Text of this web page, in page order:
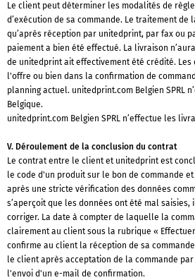
Le client peut déterminer les modalités de
d’exécution de sa commande. Le traitement de
qu’après réception par unitedprint, par fax ou
paiement a bien été effectué. La livraison
de unitedprint ait effectivement été crédité. Les
l'offre ou bien dans la confirmation de
planning actuel. unitedprint.com Belgien SPRL
Belgique.
unitedprint.com Belgien SPRL n’effectue les
V. Déroulement de la conclusion du contrat
Le contrat entre le client et unitedprint est
le code d'un produit sur le bon de commande et
après une stricte vérification des données
s’aperçoit que les données ont été mal
corriger. La date à compter de laquelle la
clairement au client sous la rubrique «
confirme au client la réception de sa
le client après acceptation de la commande
l'envoi d'un e-mail de confirmation.